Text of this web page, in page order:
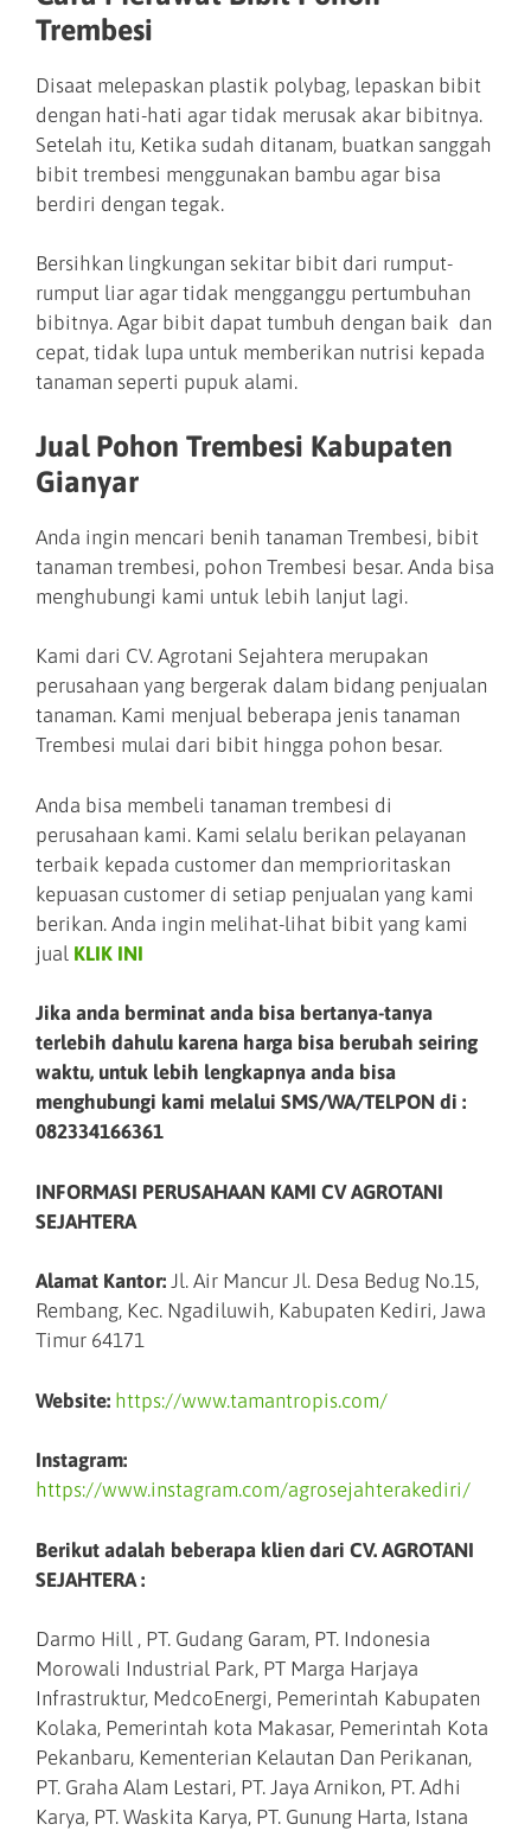
Trembesi
Disaat melepaskan plastik polybag, lepaskan bibit
dengan hati-hati agar tidak merusak akar bibitnya.
Setelah itu, Ketika sudah ditanam, buatkan sanggah
bibit trembesi menggunakan bambu agar bisa
berdiri dengan tegak.
Bersihkan lingkungan sekitar bibit dari rumput-
rumput liar agar tidak mengganggu pertumbuhan
bibitnya. Agar bibit dapat tumbuh dengan baik dan
cepat, tidak lupa untuk memberikan nutrisi kepada
tanaman seperti pupuk alami.
Jual Pohon Trembesi Kabupaten
Gianyar
Anda ingin mencari benih tanaman Trembesi, bibit
tanaman trembesi, pohon Trembesi besar. Anda bisa
menghubungi kami untuk lebih lanjut lagi.
Kami dari CV. Agrotani Sejahtera merupakan
perusahaan yang bergerak dalam bidang penjualan
tanaman. Kami menjual beberapa jenis tanaman
Trembesi mulai dari bibit hingga pohon besar.
Anda bisa membeli tanaman trembesi di
perusahaan kami. Kami selalu berikan pelayanan
terbaik kepada customer dan memprioritaskan
kepuasan customer di setiap penjualan yang kami
berikan. Anda ingin melihat-lihat bibit yang kami
jual KLIK INI
Jika anda berminat anda bisa bertanya-tanya
terlebih dahulu karena harga bisa berubah seiring
waktu, untuk lebih lengkapnya anda bisa
menghubungi kami melalui SMS/WA/TELPON di :
082334166361
INFORMASI PERUSAHAAN KAMI CV AGROTANI
SEJAHTERA
Alamat Kantor: Jl. Air Mancur Jl. Desa Bedug No.15,
Rembang, Kec. Ngadiluwih, Kabupaten Kediri, Jawa
Timur 64171
Website: https://www.tamantropis.com/
Instagram:
https://www.instagram.com/agrosejahterakediri/
Berikut adalah beberapa klien dari CV. AGROTANI
SEJAHTERA :
Darmo Hill , PT. Gudang Garam, PT. Indonesia
Morowali Industrial Park, PT Marga Harjaya
Infrastruktur, MedcoEnergi, Pemerintah Kabupaten
Kolaka, Pemerintah kota Makasar, Pemerintah Kota
Pekanbaru, Kementerian Kelautan Dan Perikanan,
PT. Graha Alam Lestari, PT. Jaya Arnikon, PT. Adhi
Karya, PT. Waskita Karya, PT. Gunung Harta, Istana